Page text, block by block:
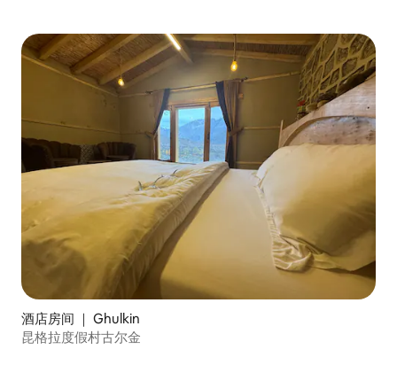
酒店房间 ｜ Ghulkin
昆格拉度假村古尔金